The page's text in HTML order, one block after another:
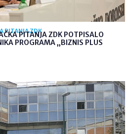
PITANJA ZDK
PITANJA ZDK POTPISALO
PROGRAMA „BIZNIS PLUS